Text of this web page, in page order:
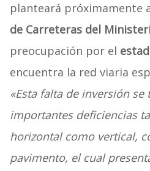
planteará próximamente
de Carreteras del
preocupación por el
encuentra la red viaria
«Esta falta de inversión se
importantes deficiencias
horizontal como vertical,
pavimento, el cual